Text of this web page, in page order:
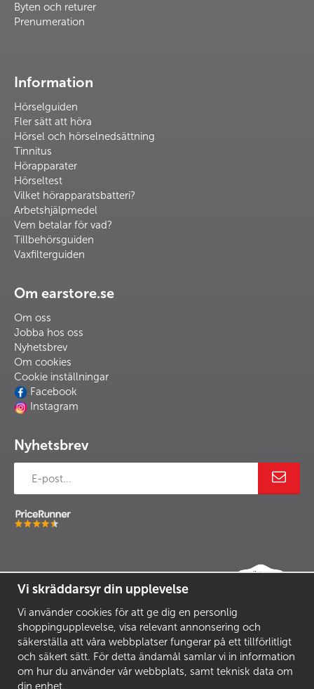
Byten och returer
Prenumeration
Information
Hörselguiden
Fler sätt att höra
Hörsel och hörselnedsättning
Tinnitus
Hörapparater
Hörseltest
Vilket hörapparatsbatteri?
Arbetshjälpmedel
Vem betalar för vad?
Tillbehörsguiden
Vaxfilterguiden
Om earstore.se
Om oss
Jobba hos oss
Nyhetsbrev
Om cookies
Cookie inställningar
Facebook
Instagram
Nyhetsbrev
Vi skräddarsyr din upplevelse
Vi använder cookies för att ge dig en personlig
shoppingupplevelse, visa relevant annonsering och
säkerställa att våra webbplatser fungerar på ett tillförlitligt
och säkert sätt. För detta ändamål samlar vi in information
om hur du använder vår webbplats, samt teknisk data om
din enhet.